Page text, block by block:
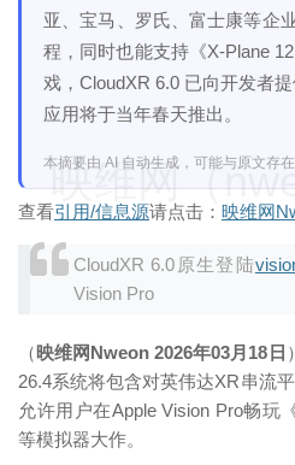
亚、宝马、罗氏、富士康等企
程，同时也能支持《X-Plane
戏，CloudXR 6.0 已向开发者
应用将于当年春天推出。
本摘要由 AI 自动生成，可能与原文存在
查看引用/信息源请点击： 映维网
CloudXR 6.0原生登陆
Vision Pro
（映维网Nweon 2026年03月18日 ）
26.4系统将包含对英伟达XR串流
允许用户在Apple Vision Pro畅玩
等模拟器大作。
映维网（